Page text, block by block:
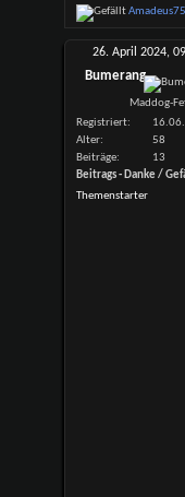
Amadeus75
26. April 2024,
Bumerang
Maddog-
Registriert
Alter
58
Beiträge
13
Beitrags - Danke /
Themenstarter